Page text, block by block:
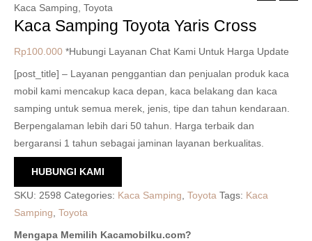
Kaca Samping, Toyota
Kaca Samping Toyota Yaris Cross
Rp100.000 *Hubungi Layanan Chat Kami Untuk Harga Update
[post_title] – Layanan penggantian dan penjualan produk kaca
mobil kami mencakup kaca depan, kaca belakang dan kaca
samping untuk semua merek, jenis, tipe dan tahun kendaraan.
Berpengalaman lebih dari 50 tahun. Harga terbaik dan
bergaransi 1 tahun sebagai jaminan layanan berkualitas.
HUBUNGI KAMI
SKU: 2598 Categories: Kaca Samping, Toyota Tags: Kaca
Samping, Toyota
Mengapa Memilih Kacamobilku.com?